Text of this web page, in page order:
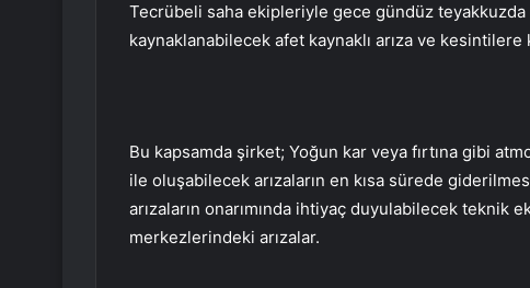
Tecrübeli saha ekipleriyle gece gündüz teyakkuzda
kaynaklanabilecek afet kaynaklı arıza ve kesintilere
Bu kapsamda şirket; Yoğun kar veya fırtına gibi
ile oluşabilecek arızaların en kısa sürede
arızaların onarımında ihtiyaç duyulabilecek teknik
merkezlerindeki arızalar.